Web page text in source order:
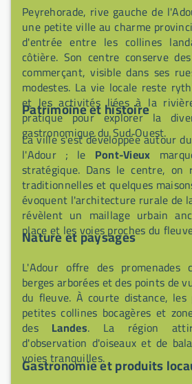
Peyrehorade, rive gauche de
une petite ville au charme
d'entrée entre les collines
côtière. Son centre conserve
commerçant, visible dans ses
modestes. La vie locale reste
et les activités liées à la
pratique pour explorer la
gastronomique du Sud‑Ouest.
Patrimoine et histoire
La ville s'est développée autour
l'Adour ; le Pont-Vieux
stratégique. Dans le centre, on
traditionnelles et quelques
évoquent l'architecture rurale de
révèlent un maillage urbain
place et les voies proches du
Nature et paysages
L'Adour offre des
berges arborées et des points de
du fleuve. À courte distance, les
petites collines bocagères et
des Landes. La région
d'observation d'oiseaux et de
voies tranquilles.
Gastronomie et produits